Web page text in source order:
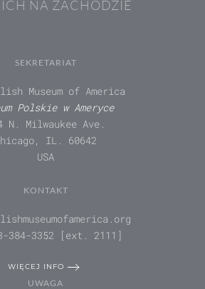
NA ZACHODZIE
SEKRETARIAT
Museum of America
Polskie w Ameryce
N. Milwaukee Ave.
IL. 60642
USA
KONTAKT
384-3352 [ext. 2111]
WIĘCEJ INFO
UWAGA